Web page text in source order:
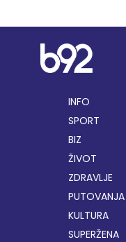
INFO
SPORT
BIZ
ŽIVOT
ZDRAVLJE
PUTOVANJA
KULTURA
SUPERŽENA